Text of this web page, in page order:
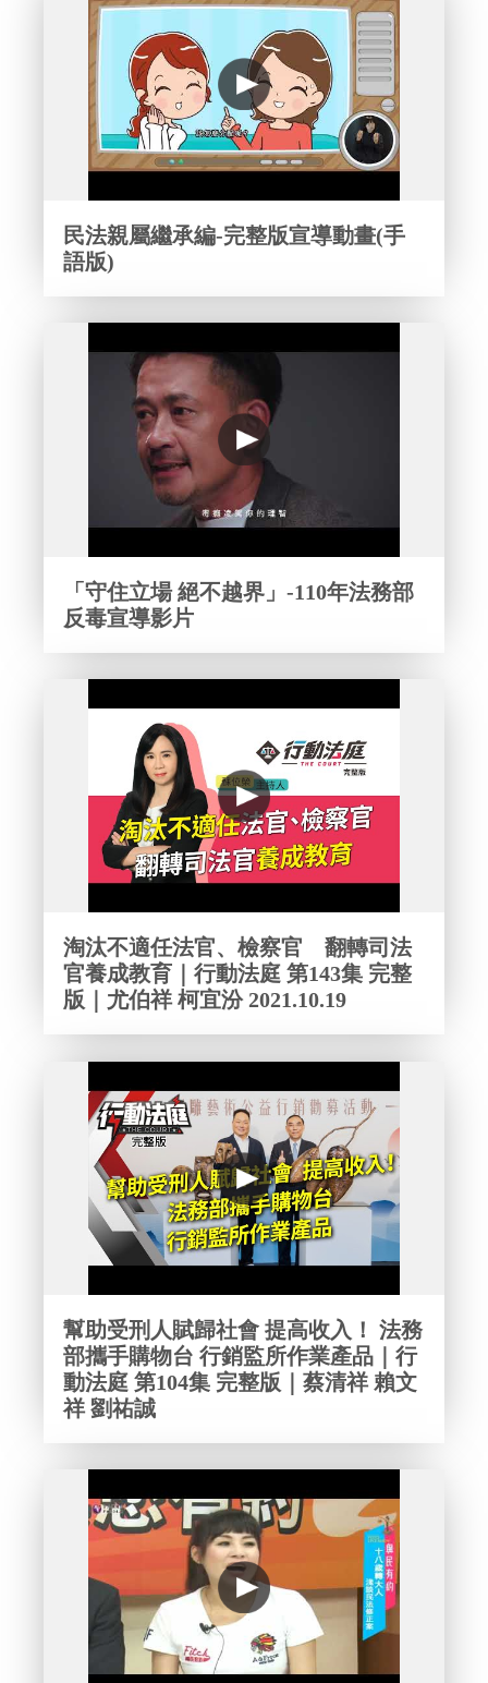
民法親屬繼承編-完整版宣導動畫(手
語版)
「守住立場 絕不越界」-110年法務部
反毒宣導影片
淘汰不適任法官、檢察官 翻轉司法
官養成教育｜行動法庭 第143集 完整
版｜尤伯祥 柯宜汾 2021.10.19
幫助受刑人賦歸社會 提高收入！ 法務
部攜手購物台 行銷監所作業產品｜行
動法庭 第104集 完整版｜蔡清祥 賴文
祥 劉祐誠